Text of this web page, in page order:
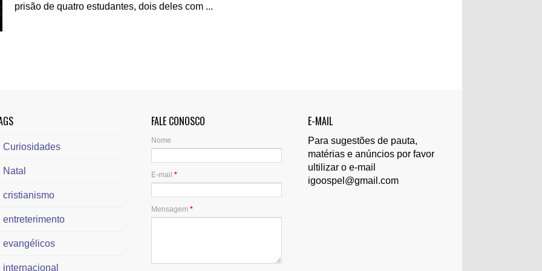
prisão de quatro estudantes, dois deles com ...
Curiosidades
Natal
cristianismo
entreterimento
evangélicos
internacional
FALE CONOSCO
Nome
E-mail *
Mensagem *
E-MAIL
Para sugestões de pauta,
matérias e anúncios por favor
ultilizar o e-mail
igoospel@gmail.com